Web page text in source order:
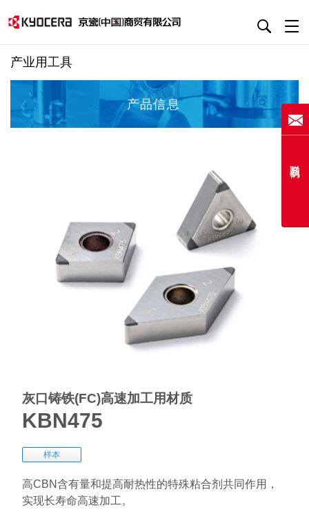
产业用工具
产品信息
灰口铸铁(FC)高速加工用材质
KBN475
样本
高CBN含有量和提高耐热性的特殊粘合剂共同作用，
实现长寿命高速加工。